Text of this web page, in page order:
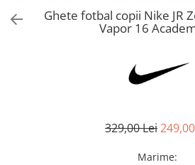
Sorturi fotbal femei
Pantaloni lungi fotbal femei
Ghete fotbal copii Nike JR
Vapor 16
329,00 Lei
Marime: